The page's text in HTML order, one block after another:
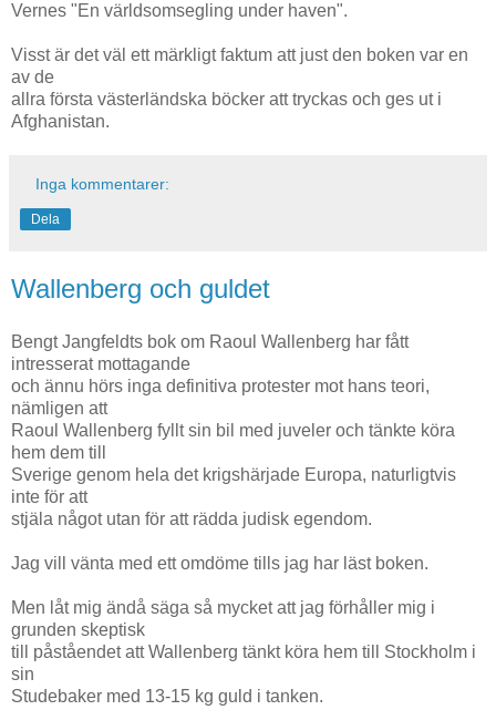
Vernes "En världsomsegling under haven".
Visst är det väl ett märkligt faktum att just den boken var en
av de
allra första västerländska böcker att tryckas och ges ut i
Afghanistan.
Inga kommentarer:
Dela
Wallenberg och guldet
Bengt Jangfeldts bok om Raoul Wallenberg har fått
intresserat mottagande
och ännu hörs inga definitiva protester mot hans teori,
nämligen att
Raoul Wallenberg fyllt sin bil med juveler och tänkte köra
hem dem till
Sverige genom hela det krigshärjade Europa, naturligtvis
inte för att
stjäla något utan för att rädda judisk egendom.
Jag vill vänta med ett omdöme tills jag har läst boken.
Men låt mig ändå säga så mycket att jag förhåller mig i
grunden skeptisk
till påståendet att Wallenberg tänkt köra hem till Stockholm i
sin
Studebaker med 13-15 kg guld i tanken.